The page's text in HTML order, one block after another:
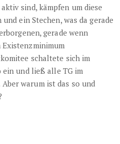
sind, kämpfen um diese
ein Stechen, was da gerade
gerade wenn
schaltete sich im
und ließ alle TG im
warum ist das so und